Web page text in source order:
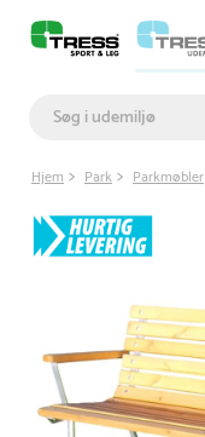
Hjem Park Parkmøbler